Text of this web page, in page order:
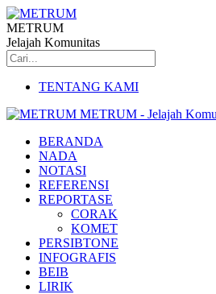
METRUM
Jelajah Komunitas
TENTANG KAMI
METRUM - Jelajah
BERANDA
NADA
NOTASI
REFERENSI
REPORTASE
CORAK
KOMET
PERSIBTONE
INFOGRAFIS
BEIB
LIRIK